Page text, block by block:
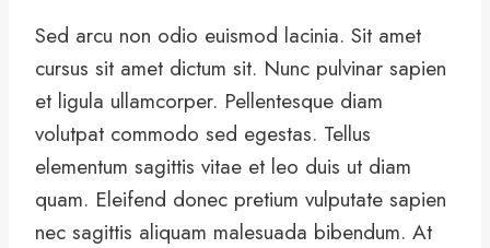
Sed arcu non odio euismod lacinia. Sit amet
cursus sit amet dictum sit. Nunc pulvinar sapien
et ligula ullamcorper. Pellentesque diam
volutpat commodo sed egestas. Tellus
elementum sagittis vitae et leo duis ut diam
quam. Eleifend donec pretium vulputate sapien
nec sagittis aliquam malesuada bibendum. At